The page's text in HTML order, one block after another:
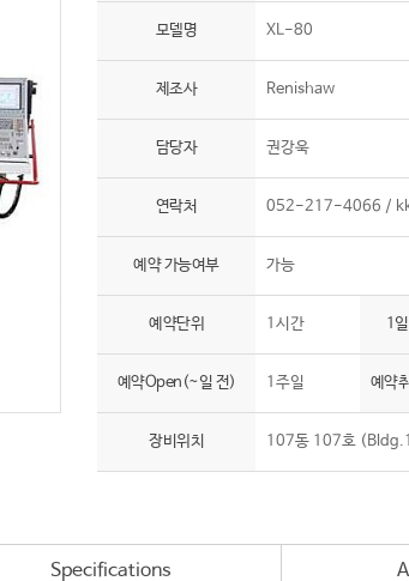
모델명 XL-80
제조사 Renishaw
담당자 권강욱
연락처 052-217-4066 /
예약 가능여부 가능
예약단위 1시간 1
예약Open(~일 전) 1주일 예약
장비위치 107동 107호
Specifications